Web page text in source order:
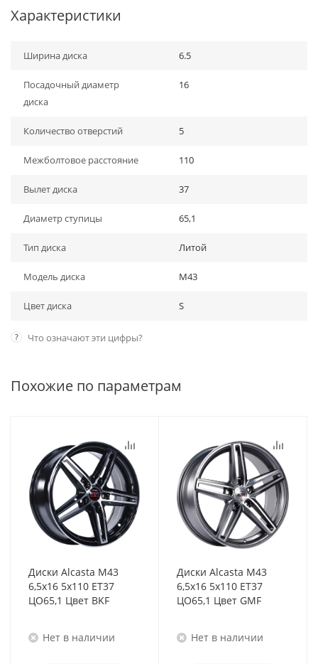
Характеристики
Ширина диска 6.5
Посадочный диаметр
диска
16
Количество отверстий 5
Межболтовое расстояние 110
Вылет диска 37
Диаметр ступицы 65,1
Тип диска Литой
Модель диска M43
Цвет диска S
? Что означают эти цифры?
Похожие по параметрам
Диски Alcasta M43
6,5x16 5x110 ET37
ЦО65,1 Цвет BKF
Нет в наличии
Диски Alcasta M43
6,5x16 5x110 ET37
ЦО65,1 Цвет GMF
Нет в наличии